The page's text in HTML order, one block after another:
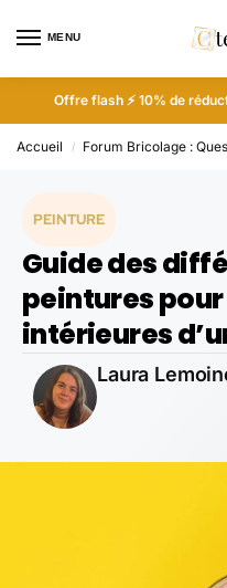
MENU
Offre flash ⚡ 10% de
Accueil / Forum Bricolage :
PEINTURE
Guide des
peintures
intérieures
Laura